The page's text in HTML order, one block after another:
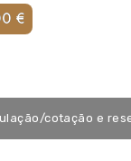
€
cotação e